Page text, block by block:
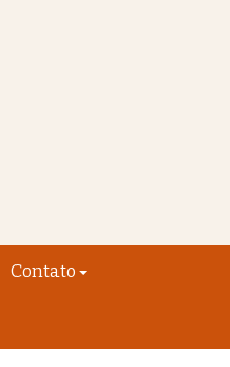
Contato